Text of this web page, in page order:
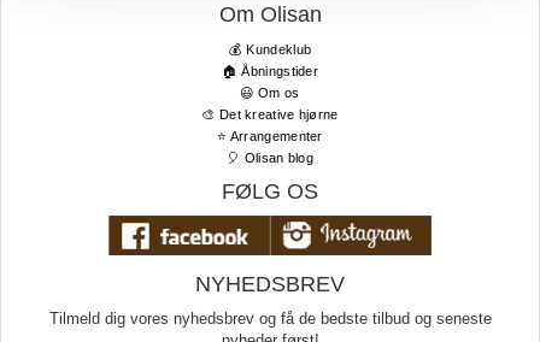
Om Olisan
💰 Kundeklub
🏠 Åbningstider
😃 Om os
🎨 Det kreative hjørne
⭐️ Arrangementer
🎈 Olisan blog
FØLG OS
NYHEDSBREV
Tilmeld dig vores nyhedsbrev og få de bedste tilbud og seneste